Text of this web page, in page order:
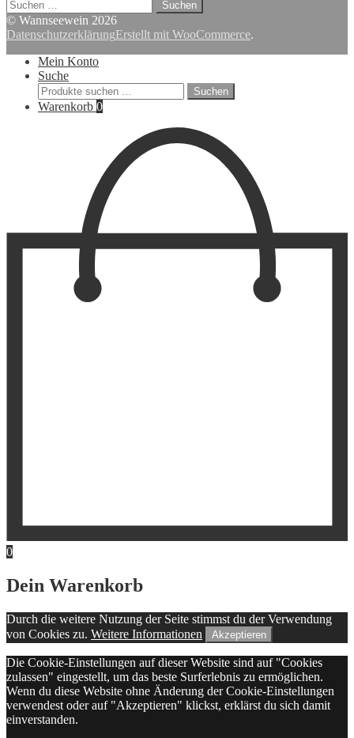
nach:
© Wannseewein 2026
DatenschutzerklärungErstellt mit WooCommerce.
Mein Konto
Suche
Suchen
nach:
Suchen
Warenkorb 0
0
Dein Warenkorb
Durch die weitere Nutzung der Seite stimmst du der Verwendung
von Cookies zu. Weitere Informationen Akzeptieren
Die Cookie-Einstellungen auf dieser Website sind auf "Cookies
zulassen" eingestellt, um das beste Surferlebnis zu ermöglichen.
Wenn du diese Website ohne Änderung der Cookie-Einstellungen
verwendest oder auf "Akzeptieren" klickst, erklärst du sich damit
einverstanden.